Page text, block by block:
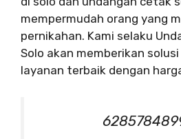
mempermudah orang yang
pernikahan. Kami selaku
Solo akan memberikan
layanan terbaik dengan